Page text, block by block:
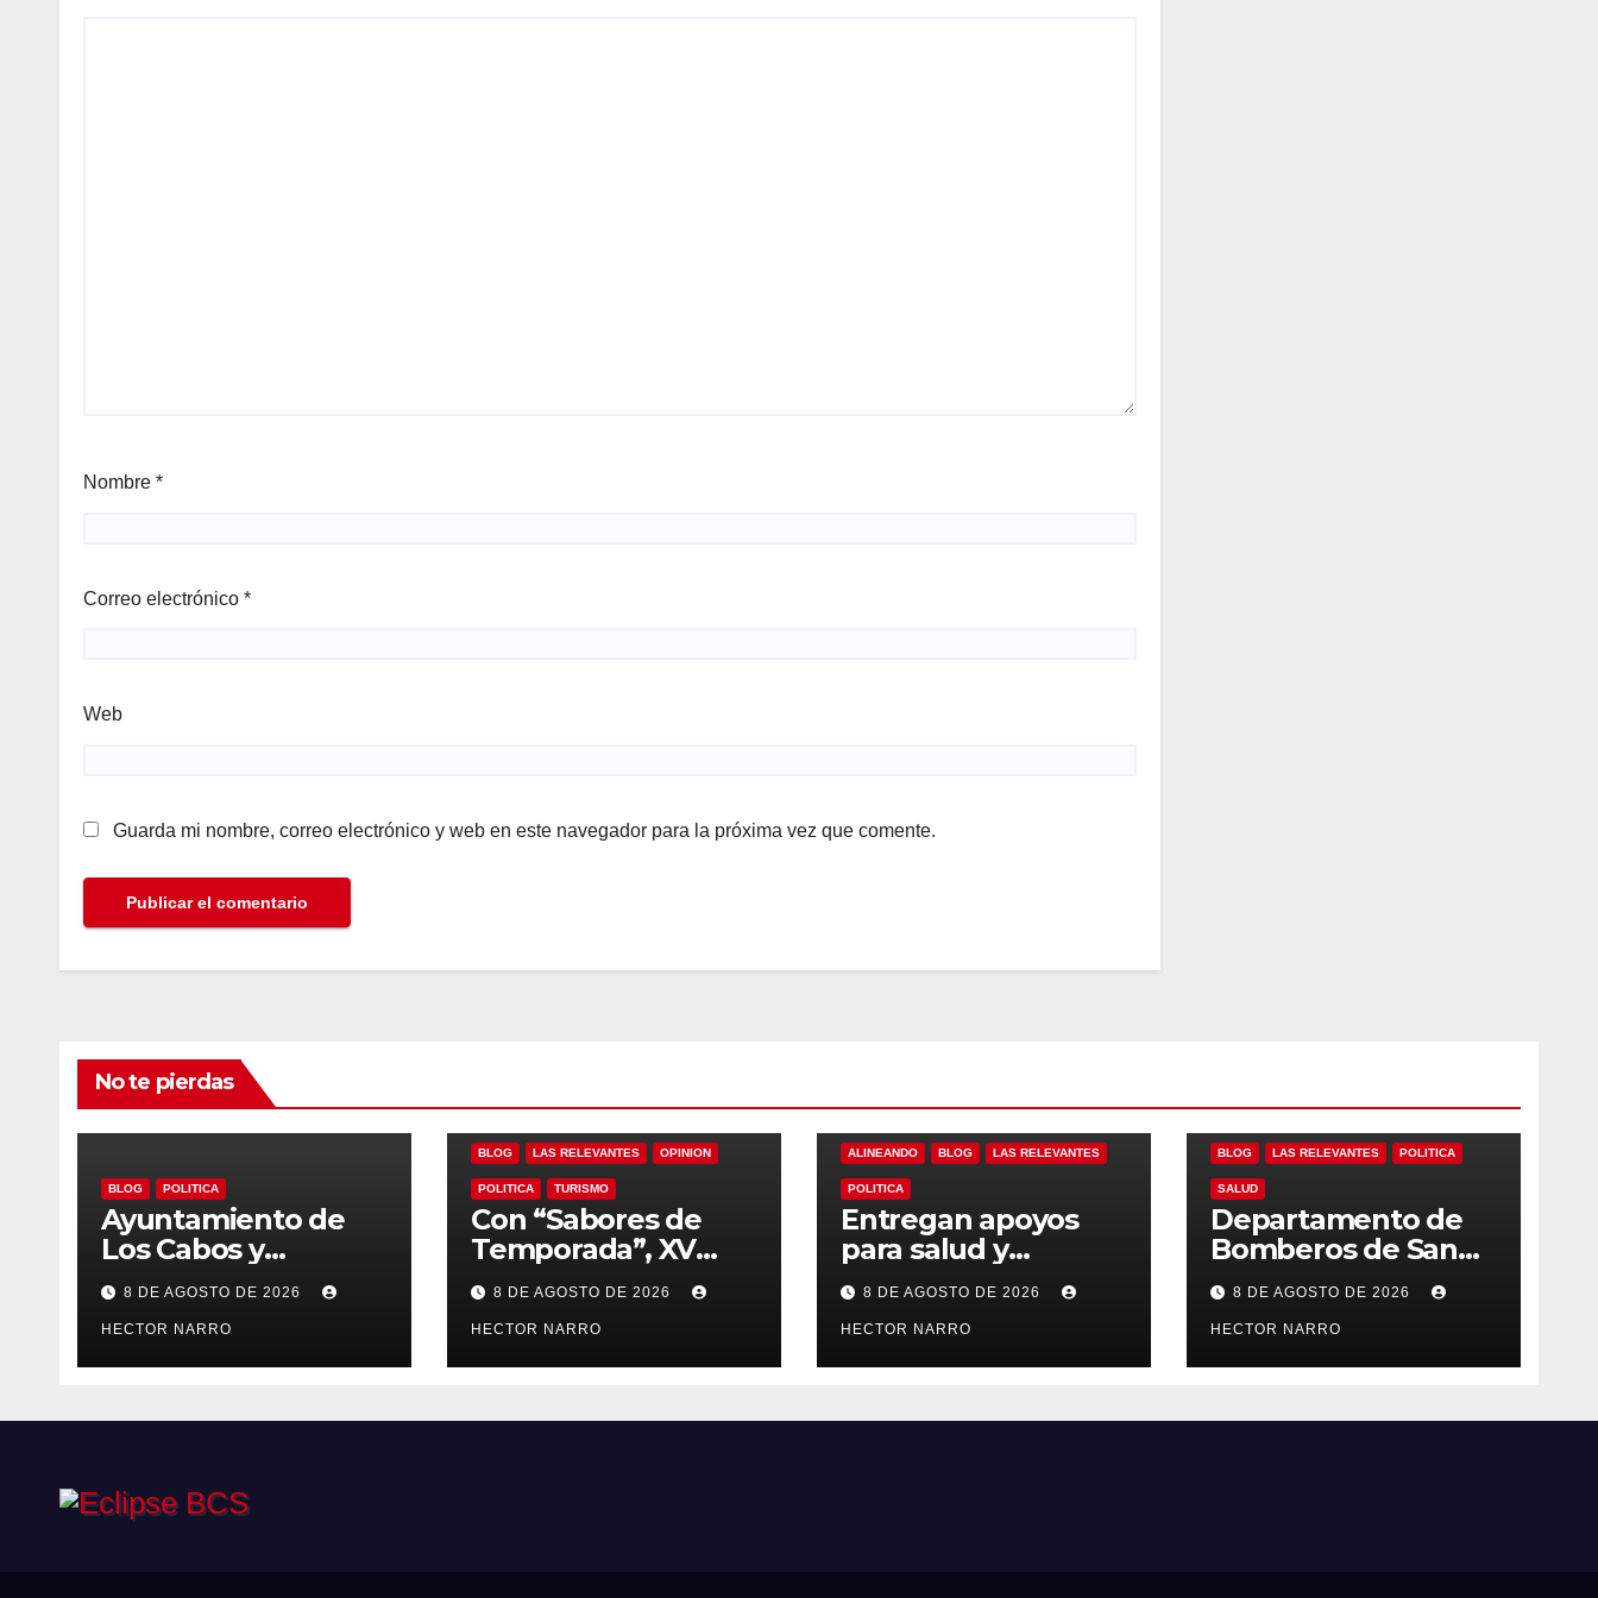
Nombre *
Correo electrónico *
Web
Guarda mi nombre, correo electrónico y web en este navegador para la próxima vez que comente.
No te pierdas
BLOG POLITICA
Ayuntamiento de
Los Cabos y
organizadores de
Bisbee’s coordinan
acciones para
edición 2026
8 DE AGOSTO DE 2026
HECTOR NARRO
BLOG LAS RELEVANTES OPINION
POLITICA TURISMO
Con “Sabores de
Temporada”, XV
Ayuntamiento de
Los Cabos y Canirac
impulsan consumo
local con beneficios
BCS
8 DE AGOSTO DE 2026
HECTOR NARRO
ALINEANDO BLOG LAS RELEVANTES
POLITICA
Entregan apoyos
para salud y
necesidades del
hogar a familias de
Cabo San Lucas
8 DE AGOSTO DE 2026
HECTOR NARRO
BLOG LAS RELEVANTES POLITICA
SALUD
Departamento de
Bomberos de San
José del Cabo
atendió 323
emergencias
durante julio
8 DE AGOSTO DE 2026
HECTOR NARRO